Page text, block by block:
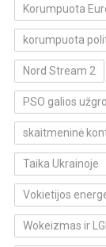
Korumpuota
korumpuota
Nord Stream 2
PSO galios
skaitmeninė
Taika Ukrainoje
Vokietijos
Wokeizmas ir